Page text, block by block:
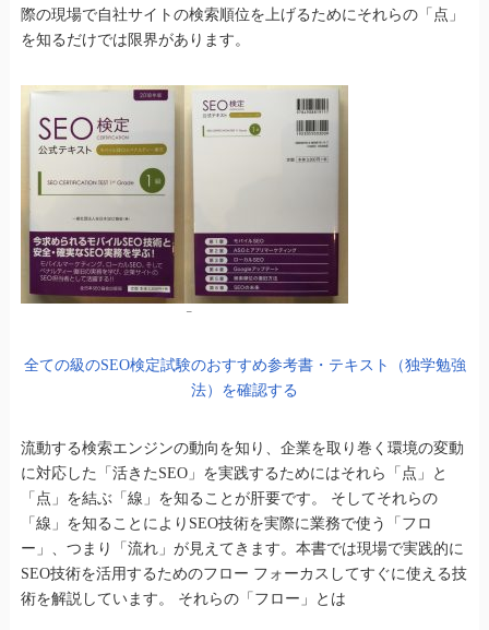
際の現場で自社サイトの検索順位を上げるためにそれらの「点」
を知るだけでは限界があります。
–
全ての級のSEO検定試験のおすすめ参考書・テキスト（独学勉強
法）を確認する
流動する検索エンジンの動向を知り、企業を取り巻く環境の変動
に対応した「活きたSEO」を実践するためにはそれら「点」と
「点」を結ぶ「線」を知ることが肝要です。 そしてそれらの
「線」を知ることによりSEO技術を実際に業務で使う「フロ
ー」、つまり「流れ」が見えてきます。本書では現場で実践的に
SEO技術を活用するためのフロー フォーカスしてすぐに使える技
術を解説しています。 それらの「フロー」とは